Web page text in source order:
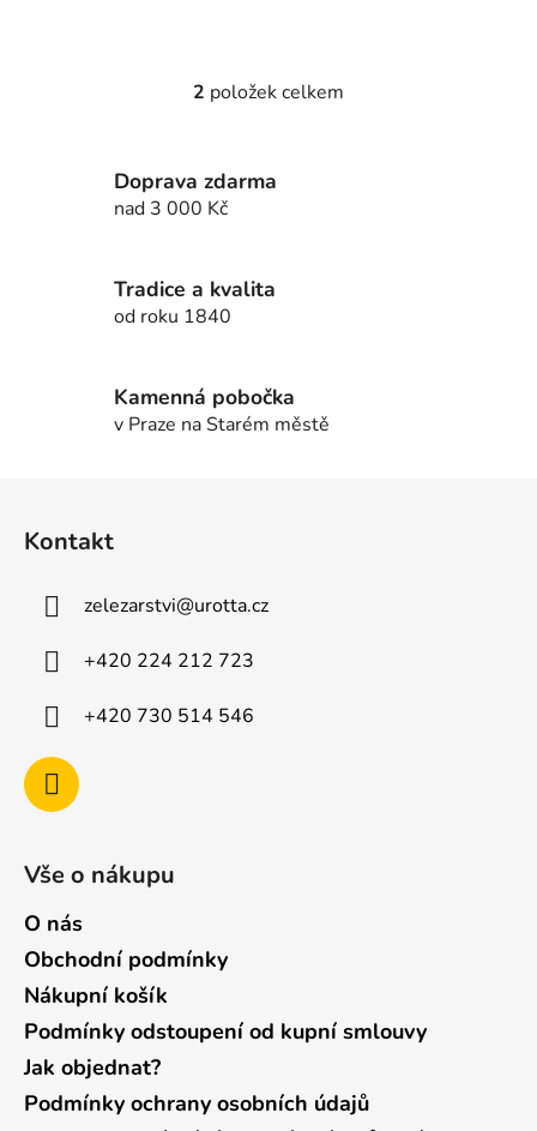
O
á
í
k
y
2 položek celkem
Doprava zdarma
nad 3 000 Kč
Tradice a kvalita
od roku 1840
Kamenná pobočka
v Praze na Starém městě
Kontakt
zelezarstvi@urotta.cz
+420 224 212 723
+420 730 514 546
Vše o nákupu
O nás
Obchodní podmínky
Nákupní košík
Podmínky odstoupení od kupní smlouvy
Jak objednat?
Podmínky ochrany osobních údajů